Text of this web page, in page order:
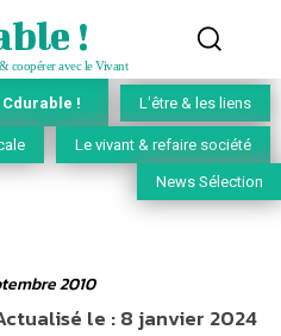
!
coopérer avec le Vivant
! L'être & les liens
Le vivant & refaire société
News Sélection
2010
le :8 janvier 2024